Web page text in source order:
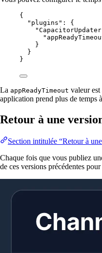
{
"plugins" : {
}
}
}
La appReadyTimeout valeur
application prend plus de temps
Retour à une
Section intitulée “Retour à
Chaque fois que vous publiez
de ces versions précédentes